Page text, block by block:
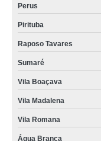
Perus
Pirituba
Raposo Tavares
Sumaré
Vila Boaçava
Vila Madalena
Vila Romana
Água Branca